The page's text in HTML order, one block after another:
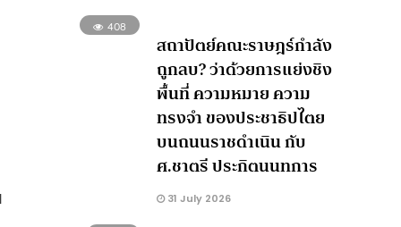
408
สถาปัตย์คณะราษฎร์กำลัง
ถูกลบ? ว่าด้วยการแย่งชิง
พื้นที่ ความหมาย ความ
ทรงจำ ของประชาธิปไตย
บนถนนราชดำเนิน กับ
ศ.ชาตรี ประกิตนนทการ
31 July 2026